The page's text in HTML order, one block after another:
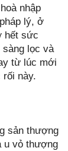
nhập
lý, ở
hết sức
lọc và
từ lúc mới
này.
sản thượng
u vỏ thượng